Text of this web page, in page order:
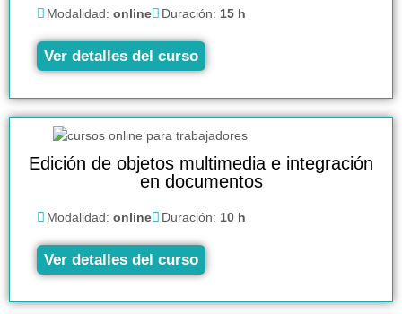
Modalidad: online Duración: 15 h
Ver detalles del curso
Edición de objetos multimedia e integración
en documentos
Modalidad: online Duración: 10 h
Ver detalles del curso